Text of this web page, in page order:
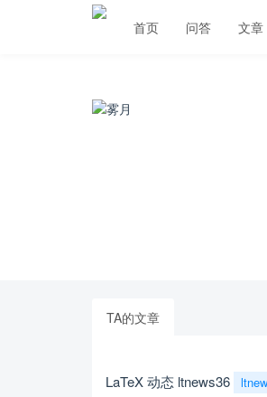
首页 问答 文章
TA的文章
LaTeX 动态 ltnews36